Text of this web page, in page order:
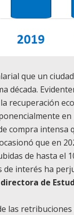
que un
década.
recuperación
compra intensa
que en
de hasta el
interés ha
de
las